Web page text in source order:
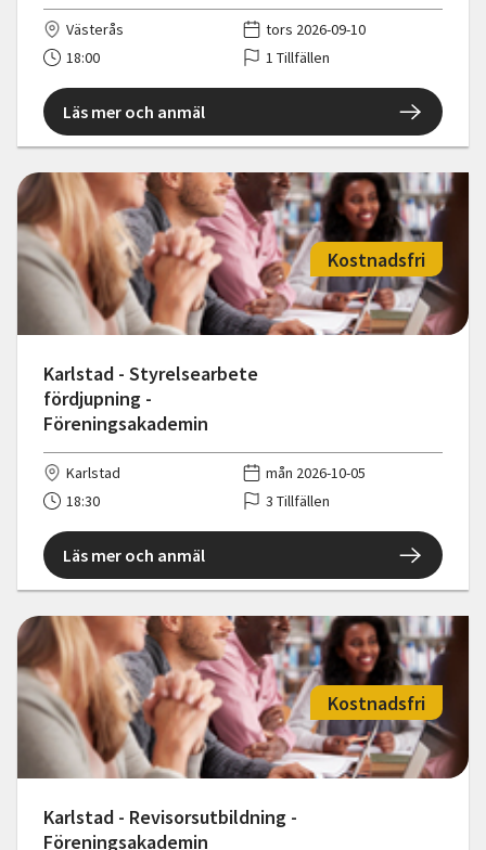
Västerås
tors 2026-09-10
18:00
1 Tillfällen
Läs mer och anmäl
Karlstad - Styrelsearbete
fördjupning -
Föreningsakademin
Kostnadsfri
Karlstad
mån 2026-10-05
18:30
3 Tillfällen
Läs mer och anmäl
Karlstad - Revisorsutbildning -
Föreningsakademin
Kostnadsfri